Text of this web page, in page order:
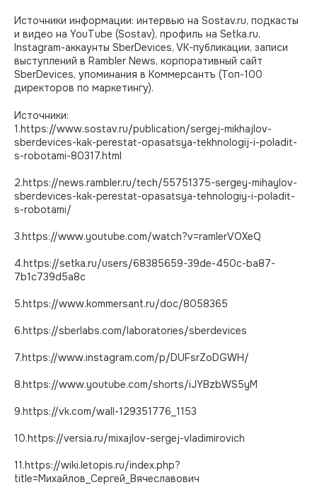
Источники информации: интервью на Sostav.ru, подкасты
и видео на YouTube (Sostav), профиль на Setka.ru,
Instagram-аккаунты SberDevices, VK-публикации, записи
выступлений в Rambler News, корпоративный сайт
SberDevices, упоминания в Коммерсантъ (Топ-100
директоров по маркетингу).
Источники:
1.https://www.sostav.ru/publication/sergej-mikhajlov-
sberdevices-kak-perestat-opasatsya-tekhnologij-i-poladit-
s-robotami-80317.html
2.https://news.rambler.ru/tech/55751375-sergey-mihaylov-
sberdevices-kak-perestat-opasatsya-tehnologiy-i-poladit-
s-robotami/
3.https://www.youtube.com/watch?v=ramIerVOXeQ
4.https://setka.ru/users/68385659-39de-450c-ba87-
7b1c739d5a8c
5.https://www.kommersant.ru/doc/8058365
6.https://sberlabs.com/laboratories/sberdevices
7.https://www.instagram.com/p/DUFsrZoDGWH/
8.https://www.youtube.com/shorts/iJYBzbWS5yM
9.https://vk.com/wall-129351776_1153
10.https://versia.ru/mixajlov-sergej-vladimirovich
11.https://wiki.letopis.ru/index.php?
title=Михайлов_Сергей_Вячеславович
Лидеры России
Мы в Max
© 2026. Все права защищены
Мы собираем куки. Вот согласие на
обработку персональных данных